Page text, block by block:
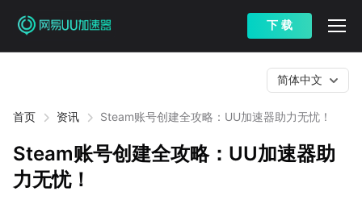
下 载
首页 资讯 Steam账号创建全攻略：UU加速器助力无忧！
简体中文
Steam账号创建全攻略：UU加速器助
力无忧！